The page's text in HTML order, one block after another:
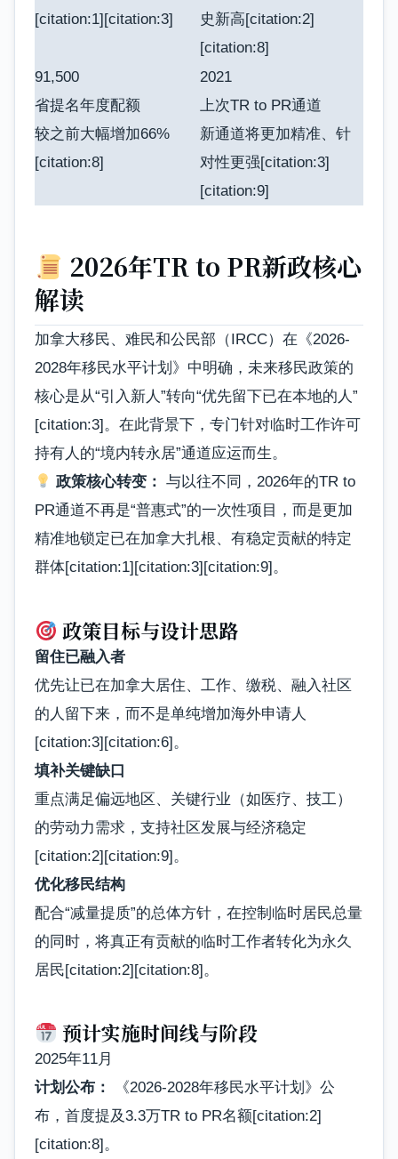
[citation:1][citation:3]
史新高[citation:2]
[citation:8]
91,500
省提名年度配额
较之前大幅增加66%
[citation:8]
2021
上次TR to PR通道
新通道将更加精准、针
对性更强[citation:3]
[citation:9]
2026年TR to PR新政核心
解读
加拿大移民、难民和公民部（IRCC）在《2026-
2028年移民水平计划》中明确，未来移民政策的
核心是从“引入新人”转向“优先留下已在本地的人”
[citation:3]。在此背景下，专门针对临时工作许可
持有人的“境内转永居”通道应运而生。
政策核心转变： 与以往不同，2026年的TR to
PR通道不再是“普惠式”的一次性项目，而是更加
精准地锁定已在加拿大扎根、有稳定贡献的特定
群体[citation:1][citation:3][citation:9]。
政策目标与设计思路
留住已融入者
优先让已在加拿大居住、工作、缴税、融入社区
的人留下来，而不是单纯增加海外申请人
[citation:3][citation:6]。
填补关键缺口
重点满足偏远地区、关键行业（如医疗、技工）
的劳动力需求，支持社区发展与经济稳定
[citation:2][citation:9]。
优化移民结构
配合“减量提质”的总体方针，在控制临时居民总量
的同时，将真正有贡献的临时工作者转化为永久
居民[citation:2][citation:8]。
预计实施时间线与阶段
2025年11月
计划公布：
《2026-2028年移民水平计划》公
布，首度提及3.3万TR to PR名额[citation:2]
[citation:8]。